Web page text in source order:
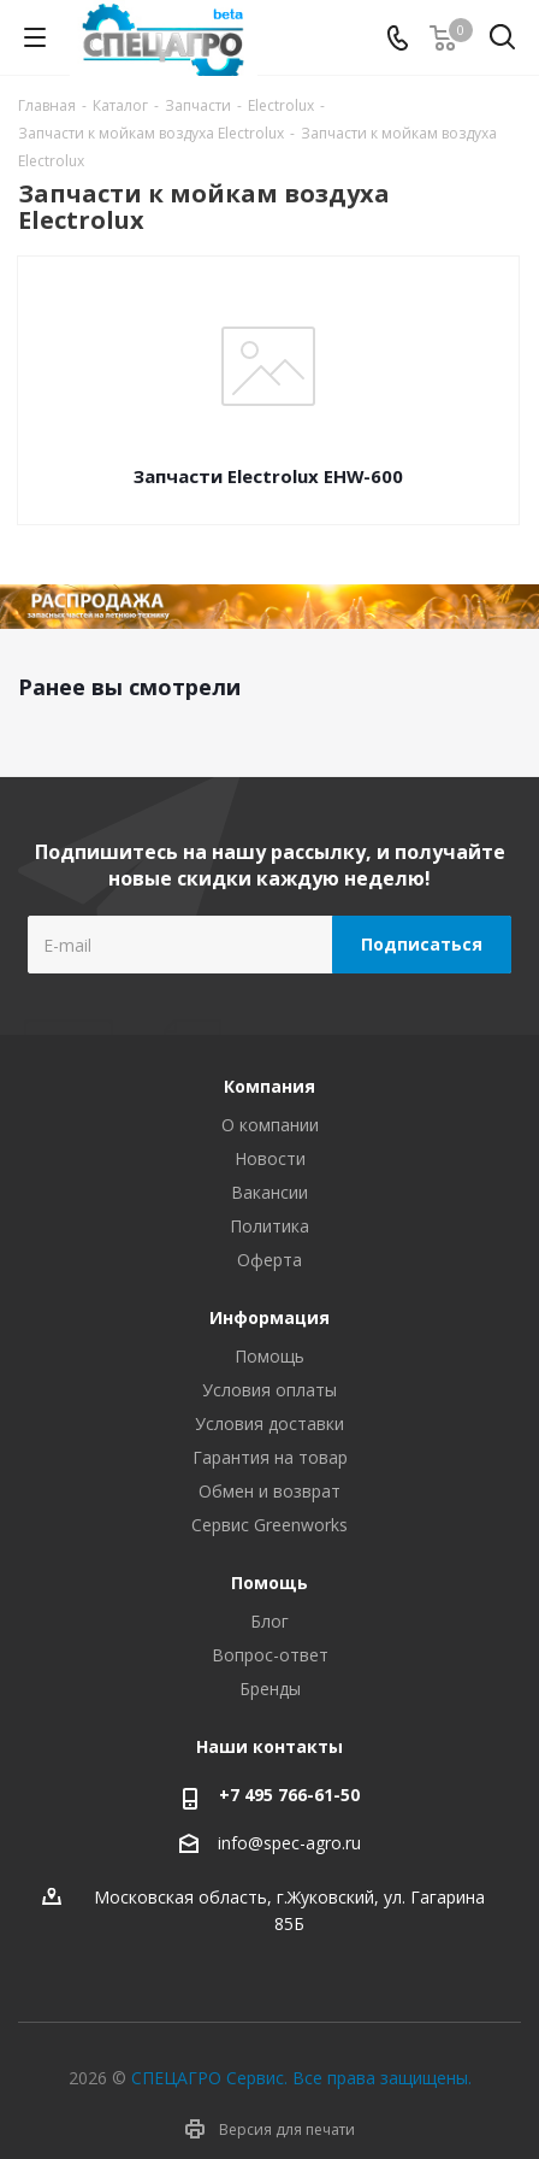
0
Главная - Каталог - Запчасти - Electrolux -
Запчасти к мойкам воздуха Electrolux - Запчасти к мойкам воздуха
Electrolux
Запчасти к мойкам воздуха
Electrolux
Запчасти Electrolux EHW-600
Ранее вы смотрели
Подпишитесь на нашу рассылку, и получайте
новые скидки каждую неделю!
Компания
О компании
Новости
Вакансии
Политика
Оферта
Информация
Помощь
Условия оплаты
Условия доставки
Гарантия на товар
Обмен и возврат
Сервис Greenworks
Помощь
Блог
Вопрос-ответ
Бренды
Наши контакты
+7 495 766-61-50
info@spec-agro.ru
Московская область, г.Жуковский, ул. Гагарина
85Б
2026 © СПЕЦАГРО Сервис. Все права защищены.
Версия для печати